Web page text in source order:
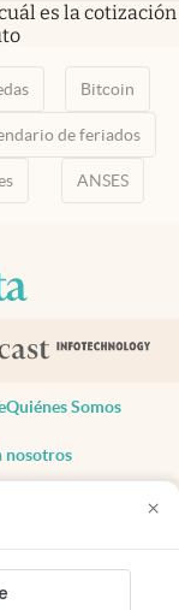
×
es la cotización
Bitcoin
de feriados
ANSES
pestañapestaña
nueva pestaña
en nueva pestaña
Quiénes Somos
nosotros